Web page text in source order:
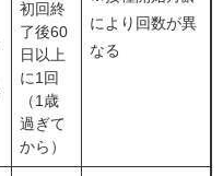
により回数が異
なる
初回終
了後60
日以上
に1回
（1歳
過ぎて
から）